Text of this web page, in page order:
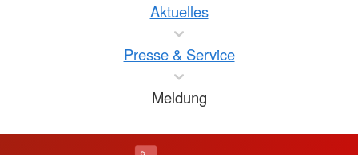
Aktuelles
Presse & Service
Meldung